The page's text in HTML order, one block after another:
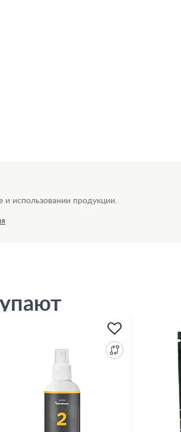
и использовании продукции.